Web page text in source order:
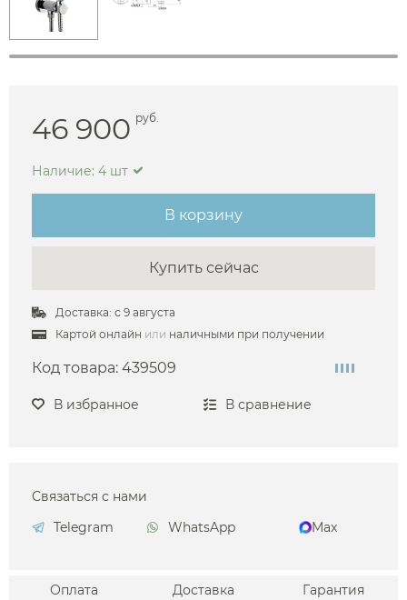
46 900 руб.
Наличие: 4 шт
В корзину
Купить сейчас
Доставка: с 9 августа
Картой онлайн или наличными при получении
Код товара: 439509
В избранное В сравнение
Связаться с нами
Telegram
WhatsApp Max
Оплата Доставка Гарантия